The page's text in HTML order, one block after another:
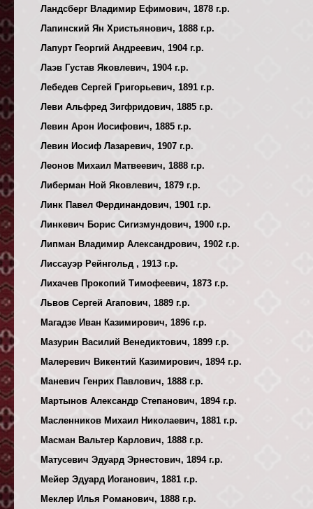
Ландсберг Владимир Ефимович, 1878 г.р.
Лапинский Ян Христьянович, 1888 г.р.
Лапурт Георгий Андреевич, 1904 г.р.
Лаэв Густав Яковлевич, 1904 г.р.
Лебедев Сергей Григорьевич, 1891 г.р.
Леви Альфред Зигфридович, 1885 г.р.
Левин Арон Иосифович, 1885 г.р.
Левин Иосиф Лазаревич, 1907 г.р.
Леонов Михаил Матвеевич, 1888 г.р.
Либерман Ной Яковлевич, 1879 г.р.
Линк Павел Фердинандович, 1901 г.р.
Линкевич Борис Сигизмундович, 1900 г.р.
Липман Владимир Александрович, 1902 г.р.
Лиссауэр Рейнгольд , 1913 г.р.
Лихачев Прокопий Тимофеевич, 1873 г.р.
Львов Сергей Агапович, 1889 г.р.
Магадзе Иван Казимирович, 1896 г.р.
Мазурин Василий Венедиктович, 1899 г.р.
Малеревич Викентий Казимирович, 1894 г.р.
Маневич Генрих Павлович, 1888 г.р.
Мартынов Александр Степанович, 1894 г.р.
Масленников Михаил Николаевич, 1881 г.р.
Масман Вальтер Карлович, 1888 г.р.
Матусевич Эдуард Эрнестович, 1894 г.р.
Мейер Эдуард Иоганович, 1881 г.р.
Меклер Илья Романович, 1888 г.р.